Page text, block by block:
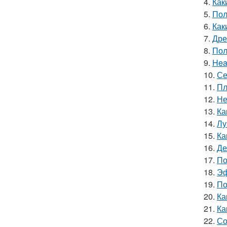
5.
6.
7.
8.
9.
10.
11.
12.
13.
14.
15.
16.
17.
18.
19.
20.
21.
22.